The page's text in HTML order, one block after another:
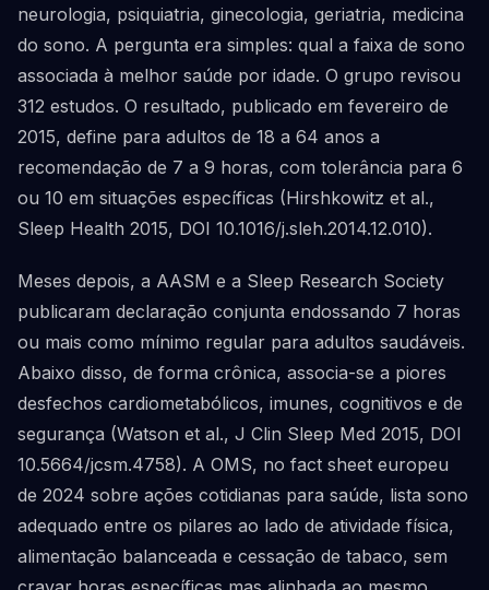
neurologia, psiquiatria, ginecologia, geriatria, medicina
do sono. A pergunta era simples: qual a faixa de sono
associada à melhor saúde por idade. O grupo revisou
312 estudos. O resultado, publicado em fevereiro de
2015, define para adultos de 18 a 64 anos a
recomendação de 7 a 9 horas, com tolerância para 6
ou 10 em situações específicas (Hirshkowitz et al.,
Sleep Health 2015, DOI 10.1016/j.sleh.2014.12.010).
Meses depois, a AASM e a Sleep Research Society
publicaram declaração conjunta endossando 7 horas
ou mais como mínimo regular para adultos saudáveis.
Abaixo disso, de forma crônica, associa-se a piores
desfechos cardiometabólicos, imunes, cognitivos e de
segurança (Watson et al., J Clin Sleep Med 2015, DOI
10.5664/jcsm.4758). A OMS, no fact sheet europeu
de 2024 sobre ações cotidianas para saúde, lista sono
adequado entre os pilares ao lado de atividade física,
alimentação balanceada e cessação de tabaco, sem